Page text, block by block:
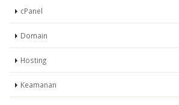
cPanel
Domain
Hosting
Keamanan